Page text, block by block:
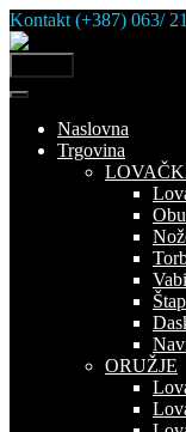
Skip
to
content
Kontakt (+387) 063/
Naslovna
Trgovina
ORUŽJE